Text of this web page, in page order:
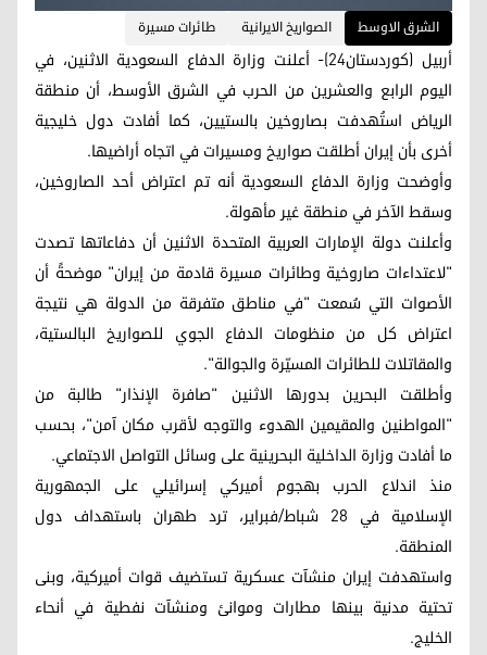
الشرق الاوسط الصواريخ الايرانية طائرات مسيرة
أربيل (كوردستان24)- أعلنت وزارة الدفاع السعودية الاثنين، في
اليوم الرابع والعشرين من الحرب في الشرق الأوسط، أن منطقة
الرياض استُهدفت بصاروخين بالستيين، كما أفادت دول خليجية
أخرى بأن إيران أطلقت صواريخ ومسيرات في اتجاه أراضيها.
وأوضحت وزارة الدفاع السعودية أنه تم اعتراض أحد الصاروخين،
وسقط الآخر في منطقة غير مأهولة.
وأعلنت دولة الإمارات العربية المتحدة الاثنين أن دفاعاتها تصدت
"لاعتداءات صاروخية وطائرات مسيرة قادمة من إيران" موضحةً أن
الأصوات التي سُمعت "في مناطق متفرقة من الدولة هي نتيجة
اعتراض كل من منظومات الدفاع الجوي للصواريخ البالستية،
والمقاتلات للطائرات المسيّرة والجوالة".
وأطلقت البحرين بدورها الاثنين "صافرة الإنذار" طالبة من
"المواطنين والمقيمين الهدوء والتوجه لأقرب مكان آمن"، بحسب
ما أفادت وزارة الداخلية البحرينية على وسائل التواصل الاجتماعي.
منذ اندلاع الحرب بهجوم أميركي إسرائيلي على الجمهورية
الإسلامية في 28 شباط/فبراير، ترد طهران باستهداف دول
المنطقة.
واستهدفت إيران منشآت عسكرية تستضيف قوات أميركية، وبنى
تحتية مدنية بينها مطارات وموانئ ومنشآت نفطية في أنحاء
الخليج.